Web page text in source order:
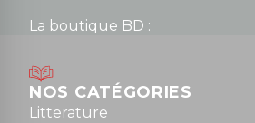
La boutique BD :
Mardi au samedi : 10h à 13h / 14h
Dimanche : 10h30 à 12h30
Tel : 01 48 89 13 88
NOS CATÉGORIES
Litterature